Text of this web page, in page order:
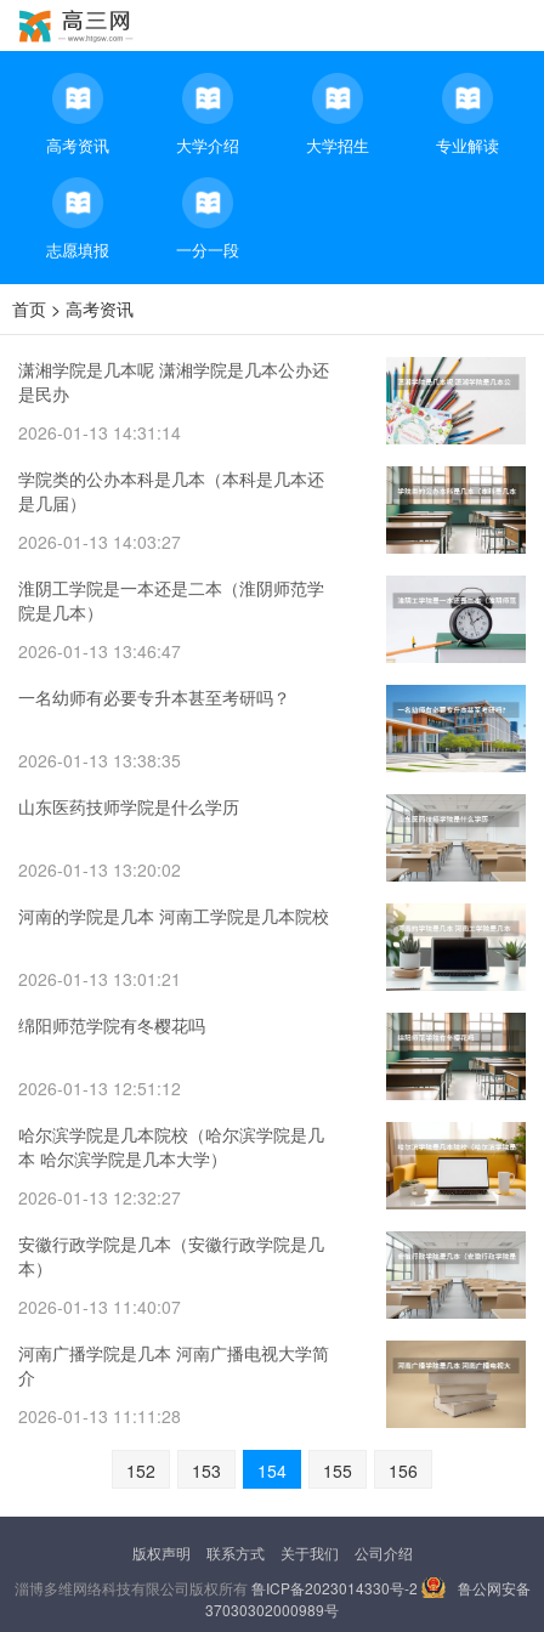
高考资讯 大学介绍 大学招生 专业解读
志愿填报 一分一段
首页 > 高考资讯
潇湘学院是几本呢 潇湘学院是几本公办还
是民办
2026-01-13 14:31:14
学院类的公办本科是几本（本科是几本还
是几届）
2026-01-13 14:03:27
淮阴工学院是一本还是二本（淮阴师范学
院是几本）
2026-01-13 13:46:47
一名幼师有必要专升本甚至考研吗？
2026-01-13 13:38:35
山东医药技师学院是什么学历
2026-01-13 13:20:02
河南的学院是几本 河南工学院是几本院校
2026-01-13 13:01:21
绵阳师范学院有冬樱花吗
2026-01-13 12:51:12
哈尔滨学院是几本院校（哈尔滨学院是几
本 哈尔滨学院是几本大学）
2026-01-13 12:32:27
安徽行政学院是几本（安徽行政学院是几
本）
2026-01-13 11:40:07
河南广播学院是几本 河南广播电视大学简
介
2026-01-13 11:11:28
152 153 154 155 156
版权声明 联系方式 关于我们
公司介绍
淄博多维网络科技有限公司版权所有鲁ICP备2023014330号-2
鲁公网安备
37030302000989号